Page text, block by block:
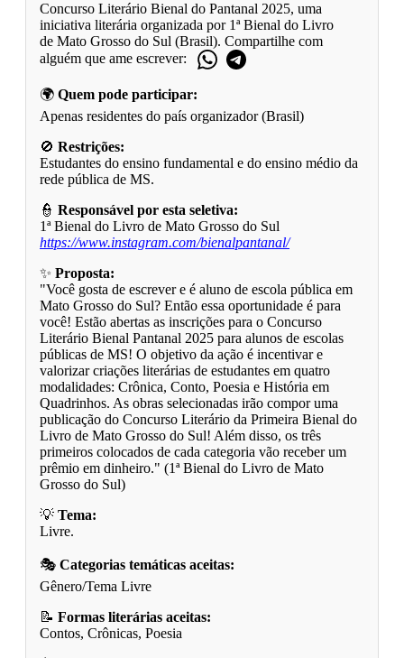
Concurso Literário Bienal do Pantanal 2025, uma
iniciativa literária organizada por 1ª Bienal do Livro
de Mato Grosso do Sul (Brasil). Compartilhe com
alguém que ame escrever:
🌍 Quem pode participar:
Apenas residentes do país organizador (Brasil)
🚫 Restrições:
Estudantes do ensino fundamental e do ensino médio da
rede pública de MS.
👮 Responsável por esta seletiva:
1ª Bienal do Livro de Mato Grosso do Sul
https://www.instagram.com/bienalpantanal/
✨ Proposta:
"Você gosta de escrever e é aluno de escola pública em
Mato Grosso do Sul? Então essa oportunidade é para
você! Estão abertas as inscrições para o Concurso
Literário Bienal Pantanal 2025 para alunos de escolas
públicas de MS! O objetivo da ação é incentivar e
valorizar criações literárias de estudantes em quatro
modalidades: Crônica, Conto, Poesia e História em
Quadrinhos. As obras selecionadas irão compor uma
publicação do Concurso Literário da Primeira Bienal do
Livro de Mato Grosso do Sul! Além disso, os três
primeiros colocados de cada categoria vão receber um
prêmio em dinheiro." (1ª Bienal do Livro de Mato
Grosso do Sul)
💡 Tema:
Livre.
🎭 Categorias temáticas aceitas:
Gênero/Tema Livre
📝 Formas literárias aceitas:
Contos, Crônicas, Poesia